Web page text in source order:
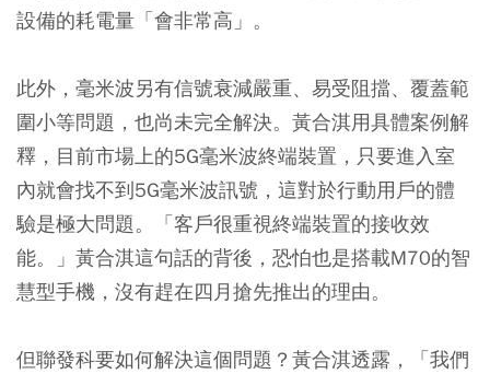
設備的耗電量「會非常高」。
此外，毫米波另有信號衰減嚴重、易受阻擋、覆蓋範
圍小等問題，也尚未完全解決。黃合淇用具體案例解
釋，目前市場上的5G毫米波終端裝置，只要進入室
內就會找不到5G毫米波訊號，這對於行動用戶的體
驗是極大問題。「客戶很重視終端裝置的接收效
能。」黃合淇這句話的背後，恐怕也是搭載M70的智
慧型手機，沒有趕在四月搶先推出的理由。
但聯發科要如何解決這個問題？黃合淇透露，「我們